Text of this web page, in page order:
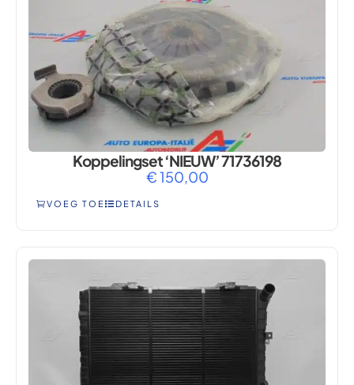
Koppelingset ‘NIEUW’ 71736198
€150,00
VOEG TOE DETAILS